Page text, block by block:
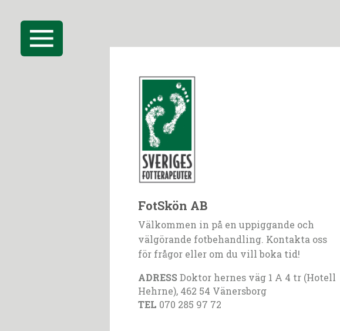
FotSkön AB
Välkommen in på en uppiggande och
välgörande fotbehandling. Kontakta oss
för frågor eller om du vill boka tid!
ADRESSDoktor hernes väg 1 A 4 tr (Hotell
Hehrne), 462 54 Vänersborg
TEL 070 285 97 72